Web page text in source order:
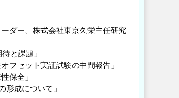
ダー、株式会社東京久栄主任研究
と課題」
セット実証試験の中間報告」
性保全」
成について」